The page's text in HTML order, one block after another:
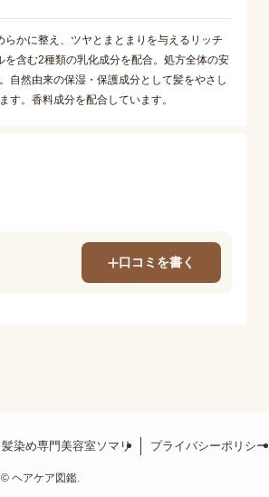
かに整え、ツヤとまとまりを与えるリッチ
含む2種類の乳化成分を配合。処方全体の安
自然由来の保湿・保護成分として髪をやさし
す。香料成分を配合しています。
口コミを書く
髪染め専門美容室ソマリ プライバシーポリシー
©ヘアケア図鑑.